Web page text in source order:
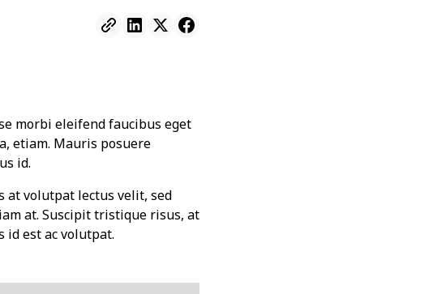
morbi eleifend faucibus eget
etiam. Mauris posuere
id.
at volutpat lectus velit, sed
at. Suscipit tristique risus, at
id est ac volutpat.